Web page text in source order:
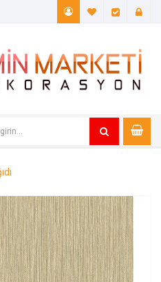
A. Listem